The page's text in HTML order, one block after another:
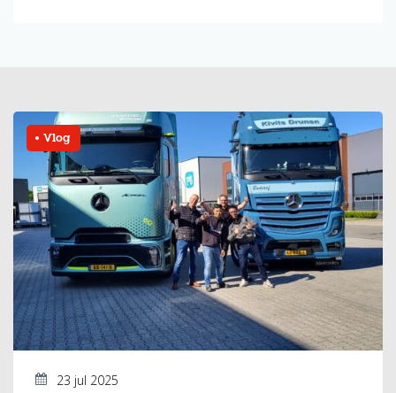
Vlog
23 jul 2025